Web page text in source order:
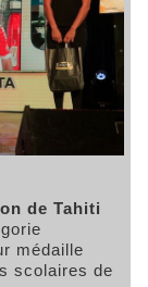
de Tahiti
médaille
scolaires de